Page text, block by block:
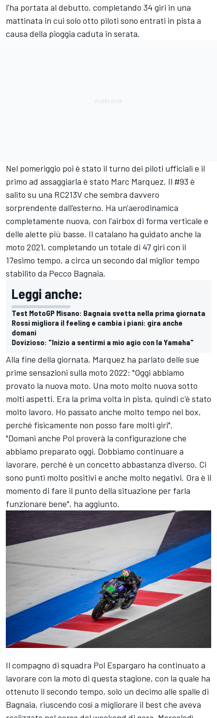
l'ha portata al debutto, completando 34 giri in una
mattinata in cui solo otto piloti sono entrati in pista a
causa della pioggia caduta in serata.
Nel pomeriggio poi è stato il turno dei piloti ufficiali e il
primo ad assaggiarla è stato Marc Marquez. Il #93 è
salito su una RC213V che sembra davvero
sorprendente dall'esterno. Ha un'aerodinamica
completamente nuova, con l'airbox di forma verticale e
delle alette più basse. Il catalano ha guidato anche la
moto 2021, completando un totale di 47 giri con il
17esimo tempo, a circa un secondo dal miglior tempo
stabilito da Pecco Bagnaia.
Leggi anche:
Test MotoGP Misano: Bagnaia svetta nella prima giornata
Rossi migliora il feeling e cambia i piani: gira anche
domani
Dovizioso: "Inizio a sentirmi a mio agio con la Yamaha"
Alla fine della giornata, Marquez ha parlato delle sue
prime sensazioni sulla moto 2022: "Oggi abbiamo
provato la nuova moto. Una moto molto nuova sotto
molti aspetti. Era la prima volta in pista, quindi c'è stato
molto lavoro. Ho passato anche molto tempo nel box,
perché fisicamente non posso fare molti giri".
"Domani anche Pol proverà la configurazione che
abbiamo preparato oggi. Dobbiamo continuare a
lavorare, perché è un concetto abbastanza diverso. Ci
sono punti molto positivi e anche molto negativi. Ora è il
momento di fare il punto della situazione per farla
funzionare bene", ha aggiunto.
Il compagno di squadra Pol Espargaro ha continuato a
lavorare con la moto di questa stagione, con la quale ha
ottenuto il secondo tempo, solo un decimo alle spalle di
Bagnaia, riuscendo così a migliorare il best che aveva